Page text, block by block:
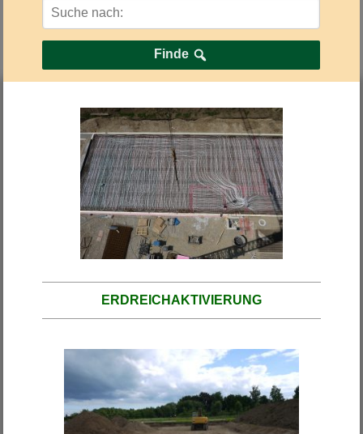
Finde
ERDREICHAKTIVIERUNG